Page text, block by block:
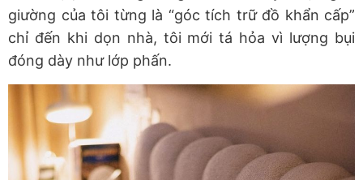
giường của tôi từng là “góc tích trữ đồ khẩn cấp”
chỉ đến khi dọn nhà, tôi mới tá hỏa vì lượng bụi
đóng dày như lớp phấn.